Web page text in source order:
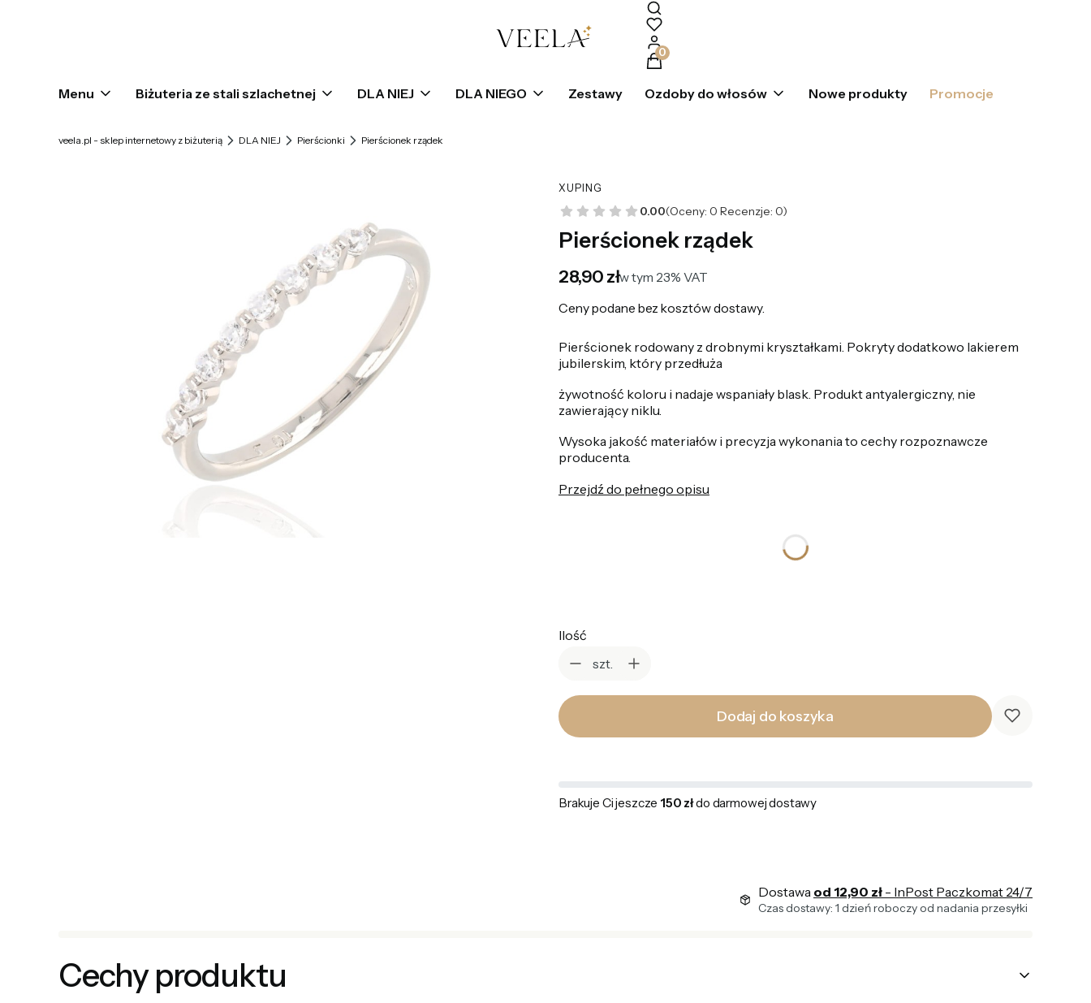
Produkty w koszyku: 0. Zobacz szczegóły
Menu Biżuteria ze stali szlachetnej DLA NIEJ DLA NIEGO Zestawy Ozdoby do włosów Nowe produkty Promocje
veela.pl - sklep internetowy z biżuterią DLA NIEJ Pierścionki Pierścionek rządek
XUPING
0.00(Oceny: 0 Recenzje: 0)
Pierścionek rządek
Cena
28,90 złw tym 23% VAT
w tym 23% VAT
Ceny podane bez kosztów dostawy.
Pierścionek rodowany z drobnymi kryształkami. Pokryty dodatkowo lakierem
jubilerskim, który przedłuża
żywotność koloru i nadaje wspaniały blask. Produkt antyalergiczny, nie
zawierający niklu.
Wysoka jakość materiałów i precyzja wykonania to cechy rozpoznawcze
producenta.
Przejdź do pełnego opisu
Ilość
szt.
Dodaj do koszyka
Brakuje Ci jeszcze 150 złdo darmowej dostawy
Dostawa od 12,90 zł - InPost Paczkomat 24/7
Czas dostawy: 1 dzień roboczy od nadania przesyłki
Cechy produktu